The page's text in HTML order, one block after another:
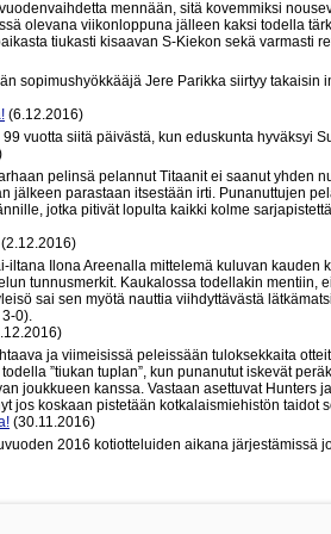
mennään, sitä kovemmiksi
olevana viikonloppuna jälleen kaksi todella
tiukasti kisaavan S-Kiekon sekä varmasti
sopimushyökkääjä Jere Parikka siirtyy takaisin
(6.12.2016)
vuotta siitä päivästä, kun eduskunta hyväksyi
pelinsä pelannut Titaanit ei saanut yhden
jälkeen parastaan itsestään irti. Punanuttujen
jotka pitivät lopulta kaikki kolme
(2.12.2016)
Ilona Areenalla mittelemä kuluvan kauden
tunnusmerkit. Kaukalossa todellakin mentiin,
sai sen myötä nauttia viihdyttävästä
0).
ja viimeisissä peleissään tuloksekkaita
”tiukan tuplan”, kun punanutut iskevät
joukkueen kanssa. Vastaan asettuvat Hunters
jos koskaan pistetään kotkalaismiehistön taidot
(30.11.2016)
2016 kotiotteluiden aikana järjestämissä